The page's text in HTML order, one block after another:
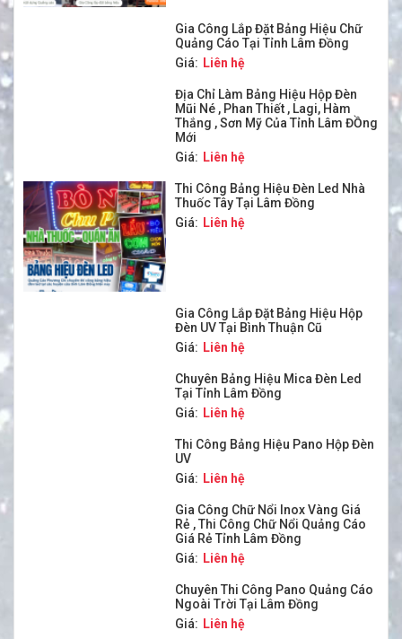
Gia Công Lắp Đặt Bảng Hiệu Chữ
Quảng Cáo Tại Tỉnh Lâm Đồng
Giá: Liên hệ
Địa Chỉ Làm Bảng Hiệu Hộp Đèn
Mũi Né , Phan Thiết , Lagi, Hàm
Thắng , Sơn Mỹ Của Tỉnh Lâm ĐỒng
Mới
Giá: Liên hệ
Thi Công Bảng Hiệu Đèn Led Nhà
Thuốc Tây Tại Lâm Đồng
Giá: Liên hệ
Gia Công Lắp Đặt Bảng Hiệu Hộp
Đèn UV Tại Bình Thuận Cũ
Giá: Liên hệ
Chuyên Bảng Hiệu Mica Đèn Led
Tại Tỉnh Lâm Đồng
Giá: Liên hệ
Thi Công Bảng Hiệu Pano Hộp Đèn
UV
Giá: Liên hệ
Gia Công Chữ Nổi Inox Vàng Giá
Rẻ , Thi Công Chữ Nổi Quảng Cáo
Giá Rẻ Tỉnh Lâm Đồng
Giá: Liên hệ
Chuyên Thi Công Pano Quảng Cáo
Ngoài Trời Tại Lâm Đồng
Giá: Liên hệ